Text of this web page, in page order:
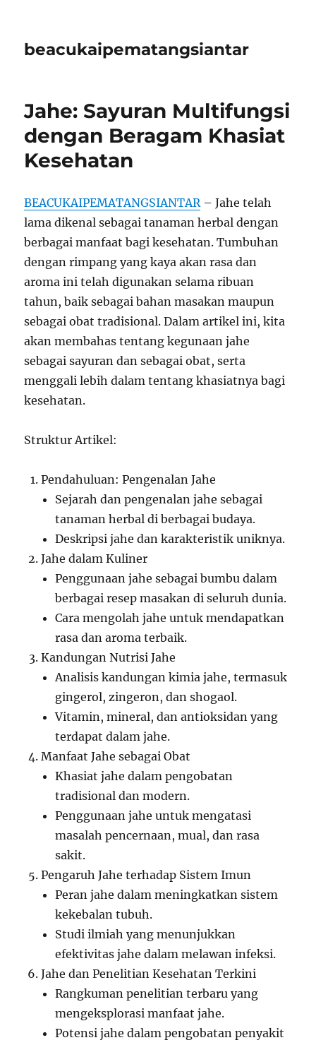
beacukaipematangsiantar
Jahe: Sayuran Multifungsi
dengan Beragam Khasiat
Kesehatan
BEACUKAIPEMATANGSIANTAR– Jahe telah
lama dikenal sebagai tanaman herbal dengan
berbagai manfaat bagi kesehatan. Tumbuhan
dengan rimpang yang kaya akan rasa dan
aroma ini telah digunakan selama ribuan
tahun, baik sebagai bahan masakan maupun
sebagai obat tradisional. Dalam artikel ini, kita
akan membahas tentang kegunaan jahe
sebagai sayuran dan sebagai obat, serta
menggali lebih dalam tentang khasiatnya bagi
kesehatan.
Struktur Artikel:
Pendahuluan: Pengenalan Jahe
Sejarah dan pengenalan jahe sebagai
tanaman herbal di berbagai budaya.
Deskripsi jahe dan karakteristik uniknya.
Jahe dalam Kuliner
Penggunaan jahe sebagai bumbu dalam
berbagai resep masakan di seluruh dunia.
Cara mengolah jahe untuk mendapatkan
rasa dan aroma terbaik.
Kandungan Nutrisi Jahe
Analisis kandungan kimia jahe, termasuk
gingerol, zingeron, dan shogaol.
Vitamin, mineral, dan antioksidan yang
terdapat dalam jahe.
Manfaat Jahe sebagai Obat
Khasiat jahe dalam pengobatan
tradisional dan modern.
Penggunaan jahe untuk mengatasi
masalah pencernaan, mual, dan rasa
sakit.
Pengaruh Jahe terhadap Sistem Imun
Peran jahe dalam meningkatkan sistem
kekebalan tubuh.
Studi ilmiah yang menunjukkan
efektivitas jahe dalam melawan infeksi.
Jahe dan Penelitian Kesehatan Terkini
Rangkuman penelitian terbaru yang
mengeksplorasi manfaat jahe.
Potensi jahe dalam pengobatan penyakit